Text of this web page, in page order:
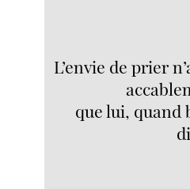
L’envie de prier
que lui, quand